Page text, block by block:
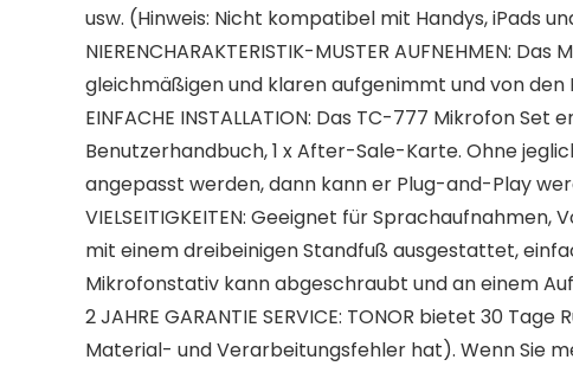
usw. (Hinweis: Nicht kompatibel mit Handys, iPads
NIERENCHARAKTERISTIK-MUSTER
gleichmäßigen und klaren aufgenimmt und von
EINFACHE INSTALLATION: Das TC-777 Mikrofon
Benutzerhandbuch, 1 x After-Sale-Karte. Ohne
angepasst werden, dann kann er Plug-and-Play
VIELSEITIGKEITEN: Geeignet für
mit einem dreibeinigen Standfuß ausgestattet,
Mikrofonstativ kann abgeschraubt und an einem
2 JAHRE GARANTIE SERVICE: TONOR bietet 30
Material- und Verarbeitungsfehler hat). Wenn Sie